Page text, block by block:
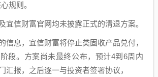
规则。
宜信财富官网均未披露正式的清退方案。
信息，宜信财富将停止类固收产品兑付，
段。方案尚未最终公布，预计4到6周内
汇报，之后逐一与投资者签署协议，